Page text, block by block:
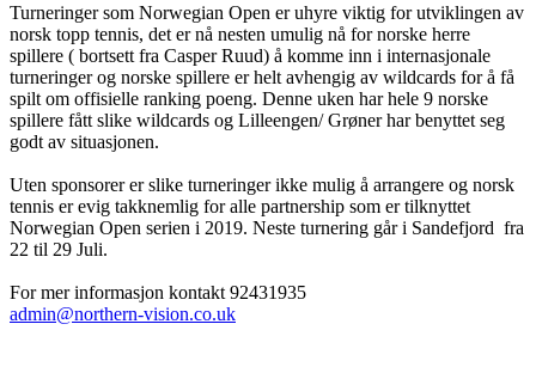
Turneringer som Norwegian Open er uhyre viktig for utviklingen av
norsk topp tennis, det er nå nesten umulig nå for norske herre
spillere ( bortsett fra Casper Ruud) å komme inn i internasjonale
turneringer og norske spillere er helt avhengig av wildcards for å få
spilt om offisielle ranking poeng. Denne uken har hele 9 norske
spillere fått slike wildcards og Lilleengen/ Grøner har benyttet seg
godt av situasjonen.
Uten sponsorer er slike turneringer ikke mulig å arrangere og norsk
tennis er evig takknemlig for alle partnership som er tilknyttet
Norwegian Open serien i 2019. Neste turnering går i Sandefjord fra
22 til 29 Juli.
For mer informasjon kontakt 92431935
admin@northern-vision.co.uk